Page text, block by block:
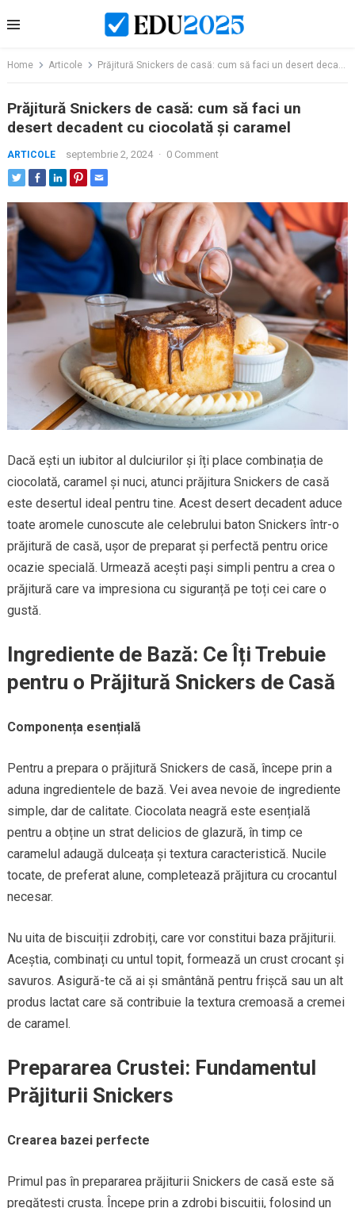
to
Home Articole Prăjitură Snickers de casă: cum să faci un desert decadent cu ciocolată și caramel
Prăjitură Snickers de casă: cum să faci un
desert decadent cu ciocolată și caramel
ARTICOLE septembrie 2, 2024 · 0 Comment
Dacă ești un iubitor al dulciurilor și îți place combinația de
ciocolată, caramel și nuci, atunci prăjitura Snickers de casă
este desertul ideal pentru tine. Acest desert decadent aduce
toate aromele cunoscute ale celebrului baton Snickers într-o
prăjitură de casă, ușor de preparat și perfectă pentru orice
ocazie specială. Urmează acești pași simpli pentru a crea o
prăjitură care va impresiona cu siguranță pe toți cei care o
gustă.
Ingrediente de Bază: Ce Îți Trebuie
pentru o Prăjitură Snickers de Casă
Componența esențială
Pentru a prepara o prăjitură Snickers de casă, începe prin a
aduna ingredientele de bază. Vei avea nevoie de ingrediente
simple, dar de calitate. Ciocolata neagră este esențială
pentru a obține un strat delicios de glazură, în timp ce
caramelul adaugă dulceața și textura caracteristică. Nucile
tocate, de preferat alune, completează prăjitura cu crocantul
necesar.
Nu uita de biscuiții zdrobiți, care vor constitui baza prăjiturii.
Aceștia, combinați cu untul topit, formează un crust crocant și
savuros. Asigură-te că ai și smântână pentru frișcă sau un alt
produs lactat care să contribuie la textura cremoasă a cremei
de caramel.
Prepararea Crustei: Fundamentul
Prăjiturii Snickers
Crearea bazei perfecte
Primul pas în prepararea prăjiturii Snickers de casă este să
pregătești crusta. Începe prin a zdrobi biscuiții, folosind un